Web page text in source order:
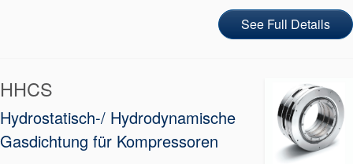
Nachhaltigkeit
See Full Details
HHCS
Hydrostatisch-/ Hydrodynamische
Gasdichtung für Kompressoren